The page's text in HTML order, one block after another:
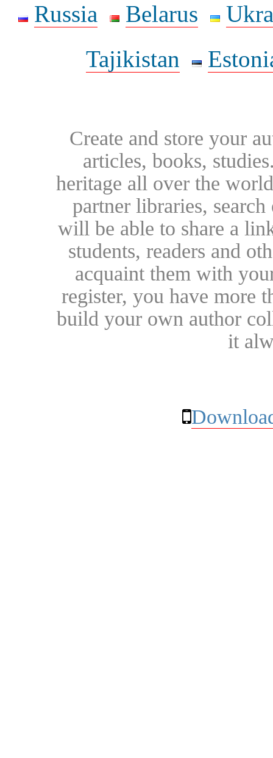
Russia
Belarus
Tajikistan
Create and store your
articles, books,
heritage all over the
partner libraries,
will be able to share a
students, readers and
acquaint them with
register, you have more
build your own author
it